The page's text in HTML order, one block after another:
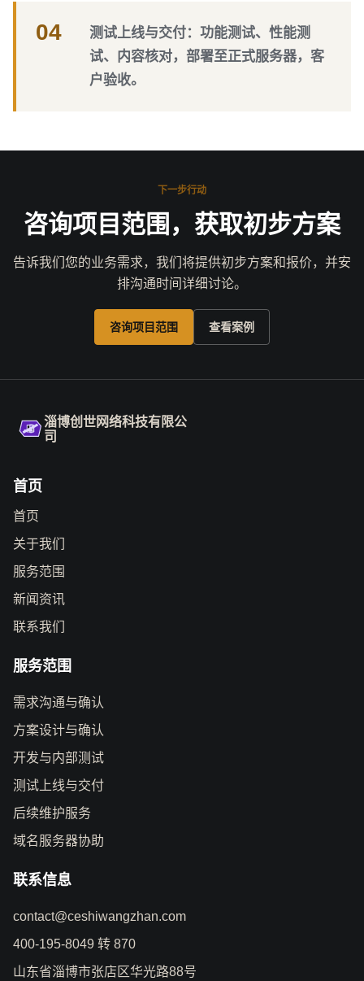
04
测试上线与交付：功能测试、性能测
试、内容核对，部署至正式服务器，客
户验收。
下一步行动
咨询项目范围，获取初步方案
告诉我们您的业务需求，我们将提供初步方案和报价，并安
排沟通时间详细讨论。
咨询项目范围 查看案例
淄博创世网络科技有限公
司
首页
首页
关于我们
服务范围
新闻资讯
联系我们
服务范围
需求沟通与确认
方案设计与确认
开发与内部测试
测试上线与交付
后续维护服务
域名服务器协助
联系信息
contact@ceshiwangzhan.com
400-195-8049 转 870
山东省淄博市张店区华光路88号